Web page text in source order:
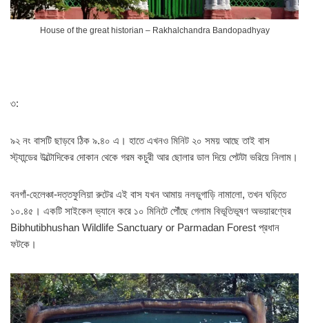
House of the great historian – Rakhalchandra Bandopadhyay
৩:
৯২ নং বাসটি ছাড়বে ঠিক ৯.৪০ এ। হাতে এখনও মিনিট ২০ সময় আছে তাই বাস
স্ট্যান্ডের উল্টোদিকের দোকান থেকে গরম কচুরী আর ছোলার ডাল দিয়ে পেটটা ভরিয়ে নিলাম।
বনগাঁ-হেলেঞ্চা-দত্তফুলিয়া রুটের এই বাস যখন আমায় নলডুগাড়ি নামালো, তখন ঘড়িতে
১০.৪৫। একটি সাইকেল ভ্যানে করে ১০ মিনিটে পৌঁছে গেলাম বিভূতিভূষণ অভয়ারণ্যের
Bibhutibhushan Wildlife Sanctuary or Parmadan Forest প্রধান
ফটকে।